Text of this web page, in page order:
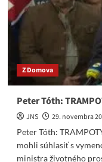
vývozcom
automobilov
Z Domova
Peter Tóth:
JNS
29. novembra
Peter Tóth:
mohli súhlasiť s
ministra životného